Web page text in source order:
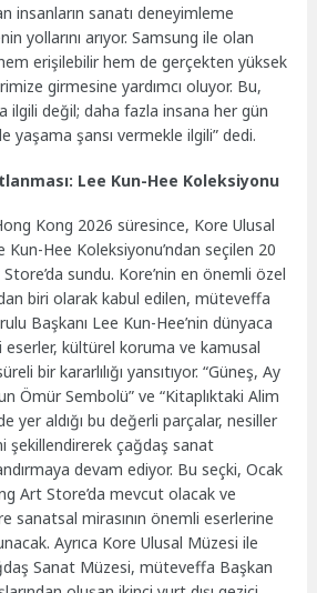
insanların sanatı deneyimleme
yollarını arıyor. Samsung ile olan
hem erişilebilir hem de gerçekten yüksek
girmesine yardımcı oluyor. Bu,
ilgili değil; daha fazla insana her gün
yaşama şansı vermekle ilgili” dedi.
Lee Kun-Hee Koleksiyonu
Kong 2026 süresince, Kore Ulusal
Kun-Hee Koleksiyonu’ndan seçilen 20
sundu. Kore’nin en önemli özel
biri olarak kabul edilen, müteveffa
Başkanı Lee Kun-Hee’nin dünyaca
eserler, kültürel koruma ve kamusal
bir kararlılığı yansıtıyor. “Güneş, Ay
Ömür Sembolü” ve “Kitaplıktaki Alim
yer aldığı bu değerli parçalar, nesiller
şekillendirerek çağdaş sanat
devam ediyor. Bu seçki, Ocak
Art Store’da mevcut olacak ve
sanatsal mirasının önemli eserlerine
Ayrıca Kore Ulusal Müzesi ile
Sanat Müzesi, müteveffa Başkan